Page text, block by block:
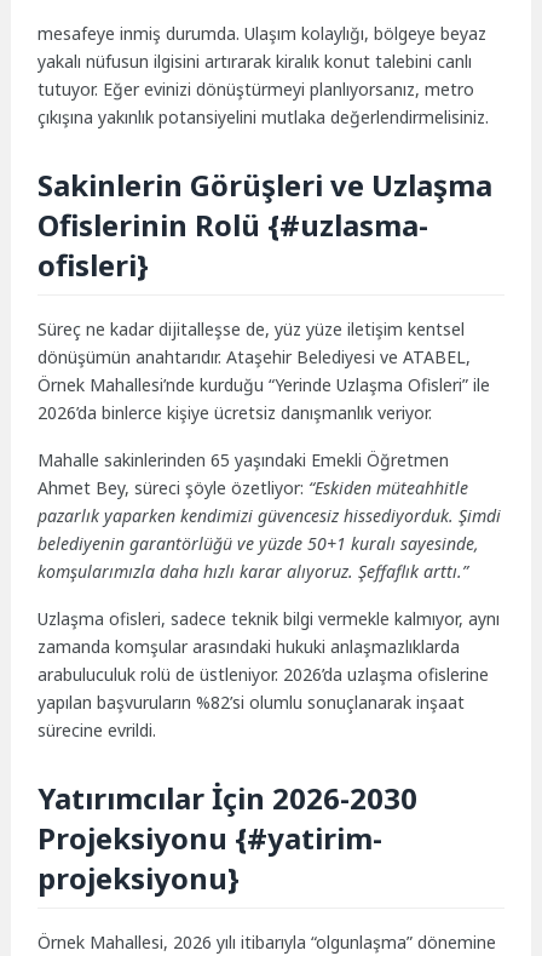
mesafeye inmiş durumda. Ulaşım kolaylığı, bölgeye beyaz
yakalı nüfusun ilgisini artırarak kiralık konut talebini canlı
tutuyor. Eğer evinizi dönüştürmeyi planlıyorsanız, metro
çıkışına yakınlık potansiyelini mutlaka değerlendirmelisiniz.
Sakinlerin Görüşleri ve Uzlaşma
Ofislerinin Rolü {#uzlasma-
ofisleri}
Süreç ne kadar dijitalleşse de, yüz yüze iletişim kentsel
dönüşümün anahtarıdır. Ataşehir Belediyesi ve ATABEL,
Örnek Mahallesi’nde kurduğu “Yerinde Uzlaşma Ofisleri” ile
2026’da binlerce kişiye ücretsiz danışmanlık veriyor.
Mahalle sakinlerinden 65 yaşındaki Emekli Öğretmen
Ahmet Bey, süreci şöyle özetliyor: “Eskiden müteahhitle
pazarlık yaparken kendimizi güvencesiz hissediyorduk. Şimdi
belediyenin garantörlüğü ve yüzde 50+1 kuralı sayesinde,
komşularımızla daha hızlı karar alıyoruz. Şeffaflık arttı.”
Uzlaşma ofisleri, sadece teknik bilgi vermekle kalmıyor, aynı
zamanda komşular arasındaki hukuki anlaşmazlıklarda
arabuluculuk rolü de üstleniyor. 2026’da uzlaşma ofislerine
yapılan başvuruların %82’si olumlu sonuçlanarak inşaat
sürecine evrildi.
Yatırımcılar İçin 2026-2030
Projeksiyonu {#yatirim-
projeksiyonu}
Örnek Mahallesi, 2026 yılı itibarıyla “olgunlaşma” dönemine